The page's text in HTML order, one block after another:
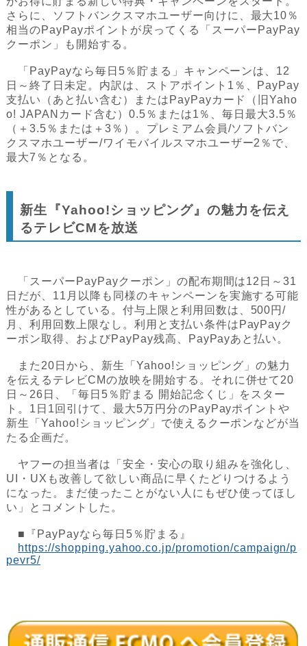
さらに、ソフトバンクスマホユーザー向けに、最大10％
相当のPayPayポイントが戻ってくる「スーパーPayPay
クーポン」も開始する。
「PayPayなら毎日5％貯まる」キャンペーンは、12
日～終了日未定。内訳は、ストアポイント1％、PayPay
支払い（あと払い含む）またはPayPayカード（旧Yaho
o! JAPANカード含む）0.5％または1％、毎日最大3.5％
（＋3.5％または＋3％）。プレミアム会員/ソフトバン
クスマホユーザー/ワイモバイルスマホユーザー2％で、
最大7％となる。
新生『Yahoo!ショッピング』の魅力を伝え
るテレビCMを放送
「スーパーPayPayクーポン」の配布期間は12日～31
日だが、11月以降も同様のキャンペーンを実施する可能
性があるとしている。付与上限と利用回数は、500円/
月、利用回数上限なし。利用と支払い条件はPayPayク
ーポン取得、およびPayPay残高、PayPayあと払い。
また20日から、新生「Yahoo!ショッピング」の魅力
を伝えるテレビCMの放映を開始する。それに併せて20
日～26日、「毎日5％貯まる 開始記念くじ」をスター
ト。1日1回引けて、最大5万円分のPayPayポイントや
新生「Yahoo!ショッピング」で使えるクーポンなどが当
たる企画だ。
ヤフーの担当者は「安全・安心の取り組みを強化し、
UI・UXも改善して欲しい商品に早くたどりつけるよう
になった。まだ使ったことがない人にもぜひ使ってほし
い」とコメントした。
■『PayPayなら毎日5％貯まる』
https://shopping.yahoo.co.jp/promotion/campaign/p
pevr5/